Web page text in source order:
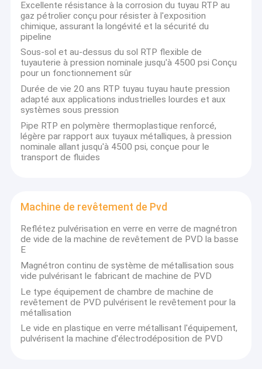
Excellente résistance à la corrosion du tuyau RTP au
gaz pétrolier conçu pour résister à l'exposition
chimique, assurant la longévité et la sécurité du
pipeline
Sous-sol et au-dessus du sol RTP flexible de
tuyauterie à pression nominale jusqu'à 4500 psi Conçu
pour un fonctionnement sûr
Durée de vie 20 ans RTP tuyau tuyau haute pression
adapté aux applications industrielles lourdes et aux
systèmes sous pression
Pipe RTP en polymère thermoplastique renforcé,
légère par rapport aux tuyaux métalliques, à pression
nominale allant jusqu'à 4500 psi, conçue pour le
transport de fluides
Machine de revêtement de Pvd
Reflétez pulvérisation en verre en verre de magnétron
de vide de la machine de revêtement de PVD la basse
E
Magnétron continu de système de métallisation sous
vide pulvérisant le fabricant de machine de PVD
Le type équipement de chambre de machine de
revêtement de PVD pulvérisent le revêtement pour la
métallisation
Le vide en plastique en verre métallisant l'équipement,
pulvérisent la machine d'électrodéposition de PVD